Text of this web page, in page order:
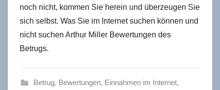
noch nicht, kommen Sie herein und überzeugen Sie
sich selbst. Was Sie im Internet suchen können und
nicht suchen Arthur Miller Bewertungen des
Betrugs.
Betrug, Bewertungen, Einnahmen im Internet,